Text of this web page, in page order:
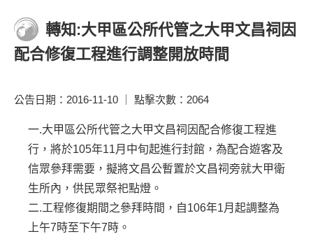
轉知:大甲區公所代管之大甲文昌祠因
配合修復工程進行調整開放時間
公告日期：2016-11-10 ｜ 點擊次數：2064
一.大甲區公所代管之大甲文昌祠因配合修復工程進
行，將於105年11月中旬起進行封館，為配合遊客及
信眾參拜需要，擬將文昌公暫置於文昌祠旁就大甲衛
生所內，供民眾祭祀點燈。
二.工程修復期間之參拜時間，自106年1月起調整為
上午7時至下午7時。